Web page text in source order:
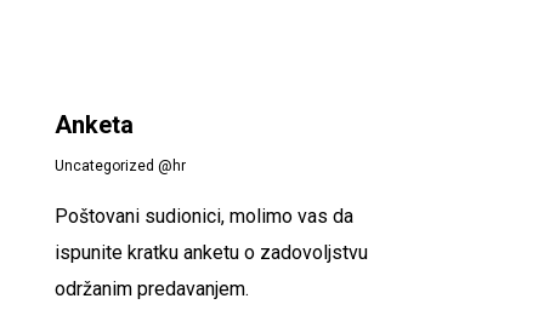
Anketa
Uncategorized @hr
Poštovani sudionici, molimo vas da
ispunite kratku anketu o zadovoljstvu
održanim predavanjem.